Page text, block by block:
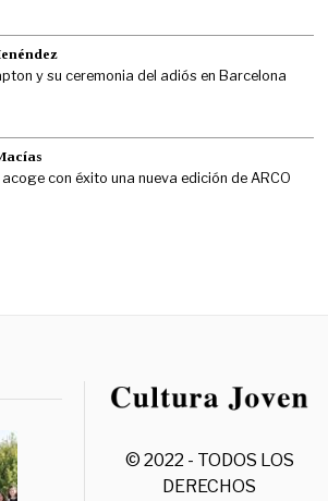
y su ceremonia del adiós en Barcelona
con éxito una nueva edición de ARCO
© 2022 - TODOS LOS
DERECHOS